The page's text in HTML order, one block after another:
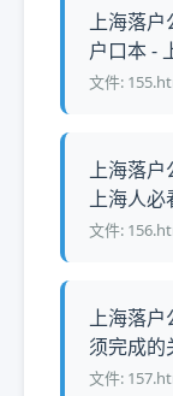
上海落户
户口本 -
文件:
上海落户
上海人必
文件:
上海落户
须完成的
文件: